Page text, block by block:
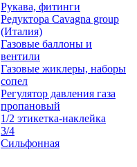
Рукава, фитинги
Редуктора Cavagna group
(Италия)
Газовые баллоны и
вентили
Газовые жиклеры, наборы
сопел
Регулятор давления газа
пропановый
1/2 этикетка-наклейка
3/4
Сильфонная